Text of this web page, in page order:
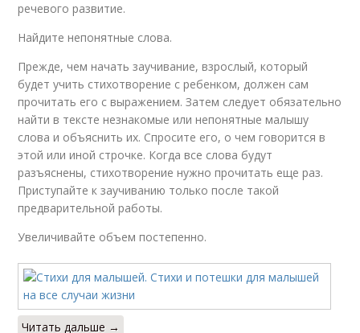
речевого развитие.
Найдите непонятные слова.
Прежде, чем начать заучивание, взрослый, который
будет учить стихотворение с ребенком, должен сам
прочитать его с выражением. Затем следует обязательно
найти в тексте незнакомые или непонятные малышу
слова и объяснить их. Спросите его, о чем говорится в
этой или иной строчке. Когда все слова будут
разъяснены, стихотворение нужно прочитать еще раз.
Приступайте к заучиванию только после такой
предварительной работы.
Увеличивайте объем постепенно.
Читать дальше →